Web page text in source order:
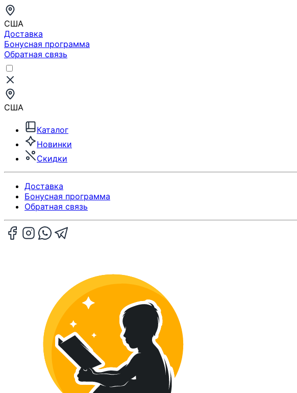
США
Доставка
Бонусная программа
Обратная связь
США
Каталог
Новинки
Скидки
Доставка
Бонусная программа
Обратная связь